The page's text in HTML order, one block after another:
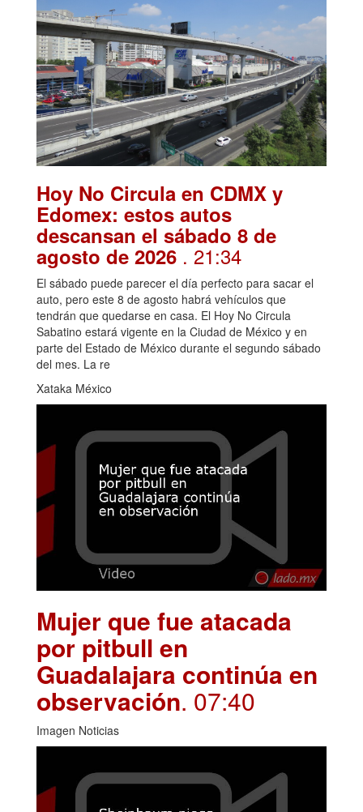
Hoy No Circula en CDMX y
Edomex: estos autos
descansan el sábado 8 de
agosto de 2026 . 21:34
El sábado puede parecer el día perfecto para sacar el
auto, pero este 8 de agosto habrá vehículos que
tendrán que quedarse en casa. El Hoy No Circula
Sabatino estará vigente en la Ciudad de México y en
parte del Estado de México durante el segundo sábado
del mes. La re
Xataka México
Mujer que fue atacada
por pitbull en
Guadalajara continúa en
observación. 07:40
Imagen Noticias